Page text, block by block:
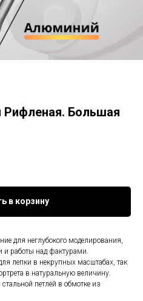
Рифленая. Большая
в корзину
для неглубокого моделирования,
и работы над фактурами.
лепки в некрупных масштабах, так
в натуральную величину.
петлёй в обмотке из